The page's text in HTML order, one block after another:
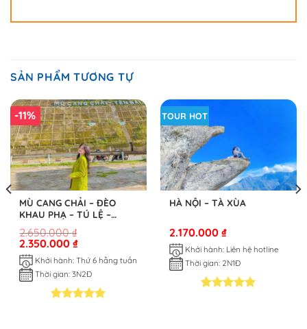
SẢN PHẨM TƯƠNG TỰ
-11%
MÙ CANG CHẢI – ĐÈO
KHAU PHẠ – TÚ LỆ –
TRẠM TẤU 3N2Đ
2.650.000₫
2.350.000₫
Khởi hành: Thứ 6 hằng tuần
Thời gian: 3N2Đ
TOUR HOT
HÀ NỘI – TÀ XÙA
2.170.000₫
Khởi hành: Liên hệ hotline
Thời gian: 2N1Đ